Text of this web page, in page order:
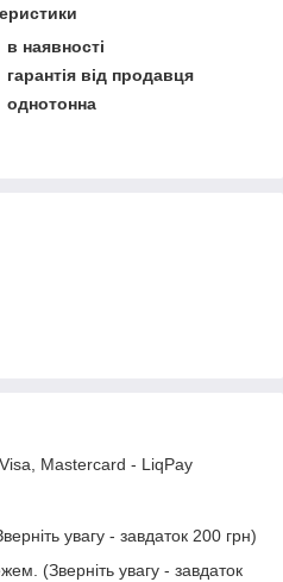
в наявності
гарантія від продавця
однотонна
Mastercard - LiqPay
увагу - завдаток 200 грн)
(Зверніть увагу - завдаток